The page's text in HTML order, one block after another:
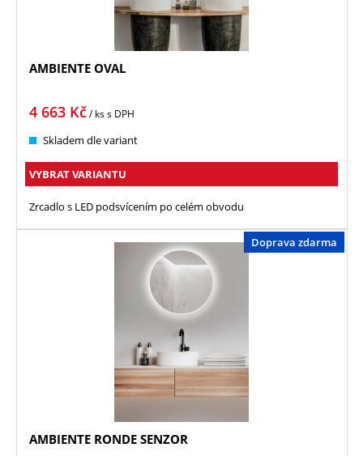
AMBIENTE OVAL
4 663 Kč/ kss DPH
Skladem dle variant
VYBRAT VARIANTU
Zrcadlo s LED podsvícením po celém obvodu
Doprava zdarma
AMBIENTE RONDE SENZOR